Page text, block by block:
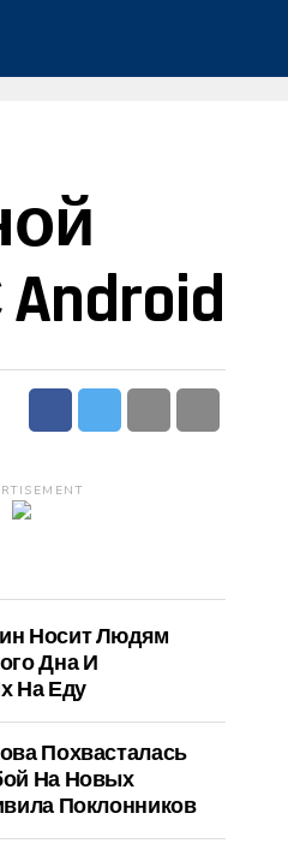
Носит Людям
Дна И
На Еду
Похвасталась
На Новых
Поклонников